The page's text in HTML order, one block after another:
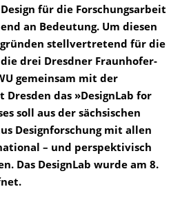
für die Forschungsarbeit
an Bedeutung. Um diesen
gründen stellvertretend für die
drei Dresdner Fraunhofer-
gemeinsam mit der
Dresden das »DesignLab for
soll aus der sächsischen
Designforschung mit allen
– und perspektivisch
Das DesignLab wurde am 8.